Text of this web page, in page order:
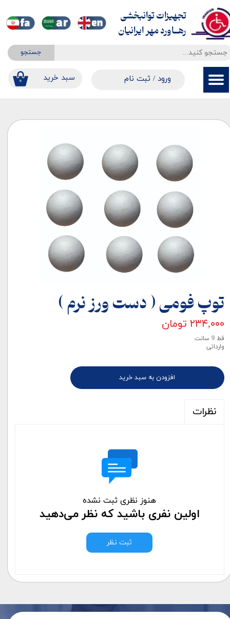
جستجو
۰ ​​سبد خرید ورود / ثبت نام
حساب کاربری من
سفارشات
خروج از حساب کاربری
تجهیزات توانبخشی
​​​​​​​رهــاورد مهر ایرانیان
توپ فومی ( دست ورز نرم )
۲۳۴,۰۰۰ تومان
قط 9 سانت
وارداتی
افزودن به سبد خرید
نظرات
هنوز نظری ثبت نشده
اولین نفری باشید که نظر می‌دهید
ثبت نظر